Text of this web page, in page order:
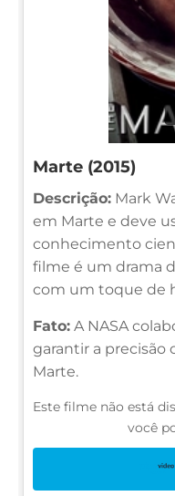
Marte (2015)
Descrição: Mark
em Marte e deve
conhecimento
filme é um drama
com um toque de
Fato: A NASA
garantir a precisão
Marte.
Este filme não está
você